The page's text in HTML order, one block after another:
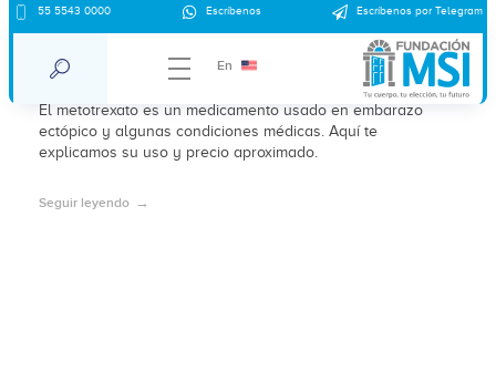
55 5543 0000 Escríbenos Escríbenos por Telegram
En
Metotrexato: información general y
precio aproximado
El metotrexato es un medicamento usado en embarazo
ectópico y algunas condiciones médicas. Aquí te
explicamos su uso y precio aproximado.
Seguir leyendo